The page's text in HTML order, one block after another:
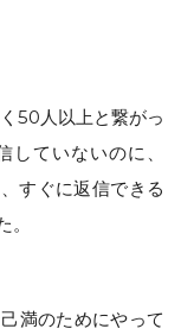
50人以上と繋がっ
ていないのに、
すぐに返信できる
満のためにやって